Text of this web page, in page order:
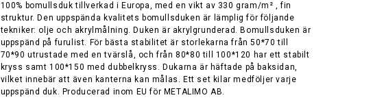
100% bomullsduk tillverkad i Europa, med en vikt av 330 gram/m² , fin
struktur. Den uppspända kvalitets bomullsduken är lämplig för följande
tekniker: olje och akrylmålning. Duken är akrylgrunderad. Bomullsduken är
uppspänd på furulist. För bästa stabilitet är storlekarna från 50*70 till
70*90 utrustade med en tvärslå, och från 80*80 till 100*120 har ett stabilt
kryss samt 100*150 med dubbelkryss. Dukarna är häftade på baksidan,
vilket innebär att även kanterna kan målas. Ett set kilar medföljer varje
uppspänd duk. Producerad inom EU för METALIMO AB.